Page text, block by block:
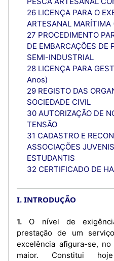
26 LICENÇA PARA O
ARTESANAL
27 PROCEDIMENTO
DE EMBARCAÇÕES DE
SEMI-INDUSTRIAL
28 LICENÇA PARA
Anos)
29 REGISTO DAS
SOCIEDADE CIVIL
30 AUTORIZAÇÃO DE
TENSÃO
31 CADASTRO E
ASSOCIAÇÕES
ESTUDANTIS
32 CERTIFICADO DE
I. INTRODUÇÃO
1. O nível de exigência dos particulares pela
prestação de um
excelência afigura-se,
maior. Constitui